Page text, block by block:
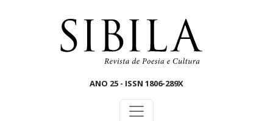
ANO 25 - ISSN 1806-289X